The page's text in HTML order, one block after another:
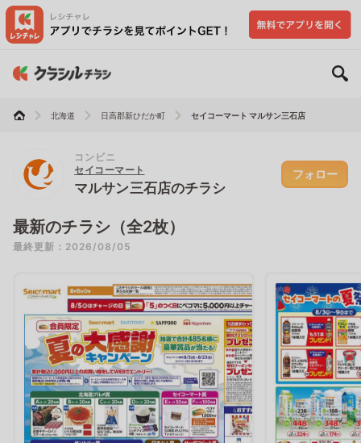
北海道 日高郡新ひだか町 セイコーマート マルサン三石店
コンビニ
セイコーマート
マルサン三石店のチラシ
フォロー
最新のチラシ（全2枚）
最終更新：2026/08/05